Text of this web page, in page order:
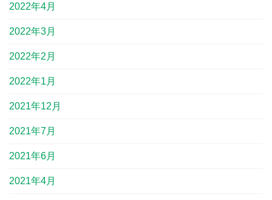
2022年4月
2022年3月
2022年2月
2022年1月
2021年12月
2021年7月
2021年6月
2021年4月